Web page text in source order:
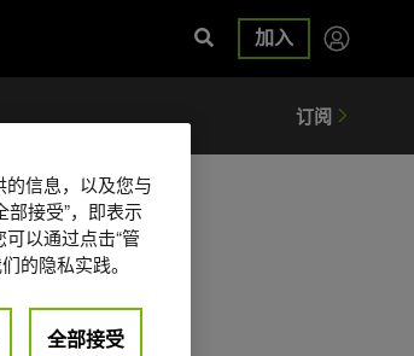
加入
信息，以及您与
接受”，即表示
以通过点击“管
的隐私实践。
全部接受